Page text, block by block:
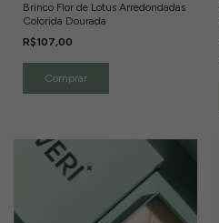
Brinco Flor de Lotus Arredondadas
Colorida Dourada
R$107,00